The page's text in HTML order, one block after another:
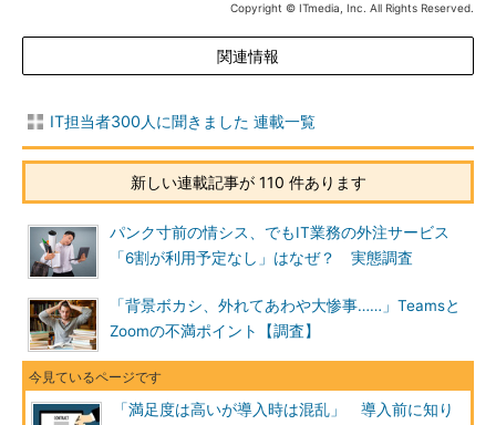
Copyright © ITmedia, Inc. All Rights Reserved.
関連情報
IT担当者300人に聞きました 連載一覧
新しい連載記事が 110 件あります
パンク寸前の情シス、でもIT業務の外注サービス
「6割が利用予定なし」はなぜ？ 実態調査
「背景ボカシ、外れてあわや大惨事……」Teamsと
Zoomの不満ポイント【調査】
「満足度は高いが導入時は混乱」 導入前に知り